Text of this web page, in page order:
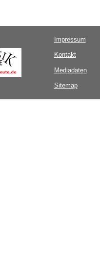
Impressum
Kontakt
Mediadaten
Sitemap